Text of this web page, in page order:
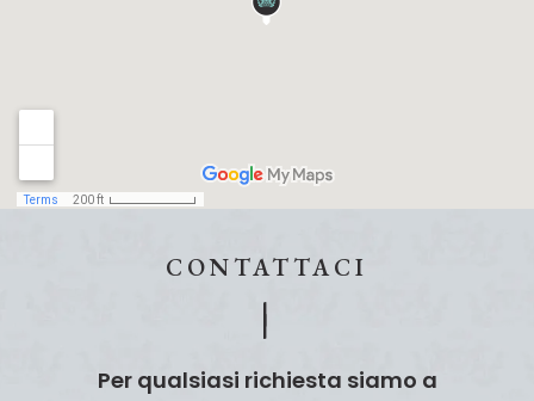
CONTATTACI
||
Per qualsiasi richiesta siamo a